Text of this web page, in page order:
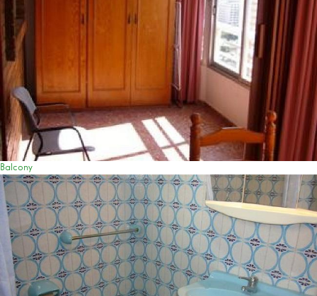
Balcony